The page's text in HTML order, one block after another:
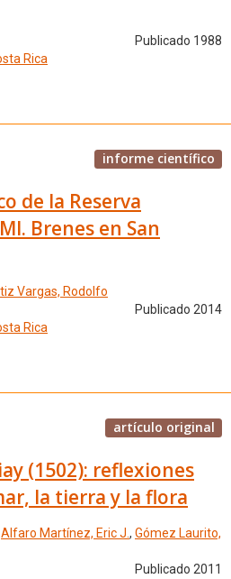
Publicado 1988
Rica
informe científico
de la Reserva
Brenes en San
Vargas, Rodolfo
Publicado 2014
Rica
artículo original
(1502): reflexiones
la tierra y la flora
Alfaro Martínez, Eric J., Gómez Laurito,
Publicado 2011